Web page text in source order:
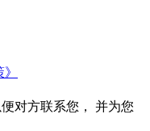
对方联系您， 并为您